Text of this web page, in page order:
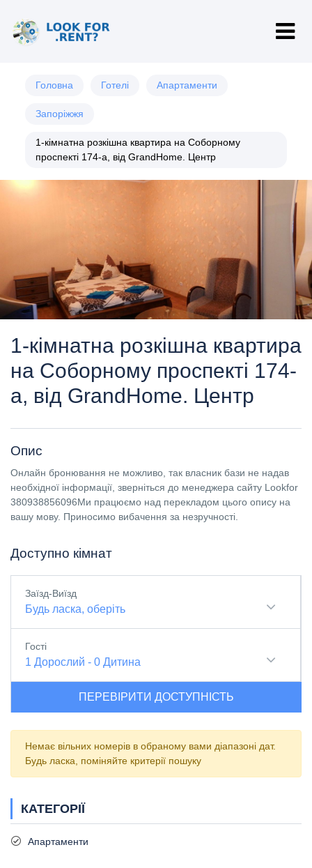
Головна Готелі Апартаменти
Запоріжжя
1-кімнатна розкішна квартира на Соборному
проспекті 174-а, від GrandHome. Центр
1-кімнатна розкішна квартира
на Соборному проспекті 174-
а, від GrandHome. Центр
Опис
Онлайн бронювання не можливо, так власник бази не надав
необхідної інформації, зверніться до менеджера сайту Lookfor
380938856096Ми працюємо над перекладом цього опису на
вашу мову. Приносимо вибачення за незручності.
Доступно кімнат
Заїзд-Виїзд
Будь ласка, оберіть
Гості
1 Дорослий - 0 Дитина
ПЕРЕВІРИТИ ДОСТУПНІСТЬ
Немає вільних номерів в обраному вами діапазоні дат.
Будь ласка, поміняйте критерії пошуку
КАТЕГОРІЇ
Апартаменти